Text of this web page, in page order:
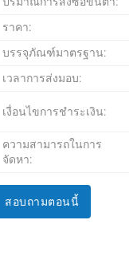
ราคา:
บรรจุภัณฑ์มาตรฐาน:
เวลาการส่งมอบ:
เงื่อนไขการชำระเงิน:
ความสามารถในการ
จัดหา:
สอบถามตอนนี้